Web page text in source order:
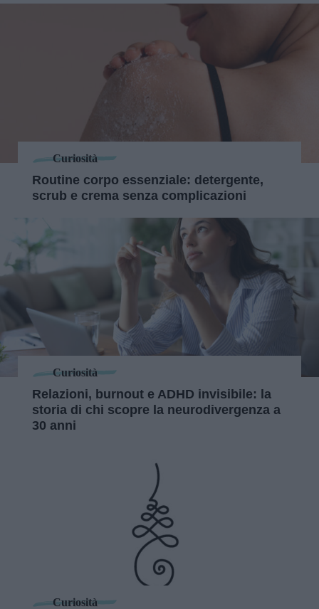
Curiosità
Routine corpo essenziale: detergente,
scrub e crema senza complicazioni
Curiosità
Relazioni, burnout e ADHD invisibile: la
storia di chi scopre la neurodivergenza a
30 anni
Curiosità